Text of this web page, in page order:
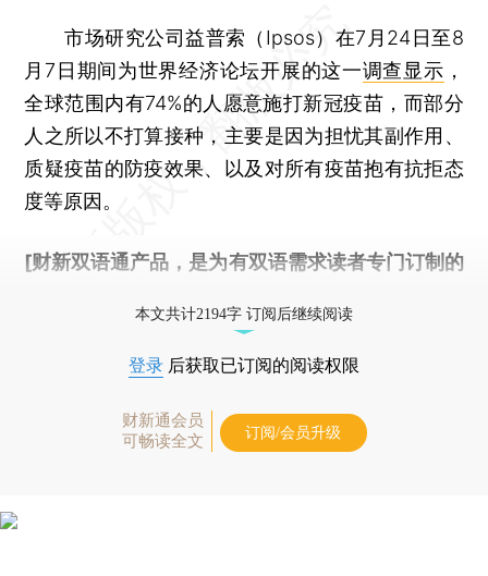
市场研究公司益普索（Ipsos）在7月24日至8
月7日期间为世界经济论坛开展的这一调查显示 ，
全球范围内有74%的人愿意施打新冠疫苗，而部分
人之所以不打算接种，主要是因为担忧其副作用、
质疑疫苗的防疫效果、以及对所有疫苗抱有抗拒态
度等原因。
[财新双语通产品，是为有双语需求读者专门订制的
本文共计2194字 订阅后继续阅读
登录 后获取已订阅的阅读权限
财新通会员
可畅读全文
订阅/会员升级